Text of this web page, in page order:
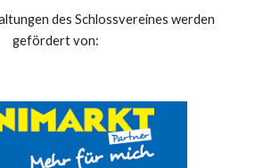
des Schlossvereines werden
gefördert von: